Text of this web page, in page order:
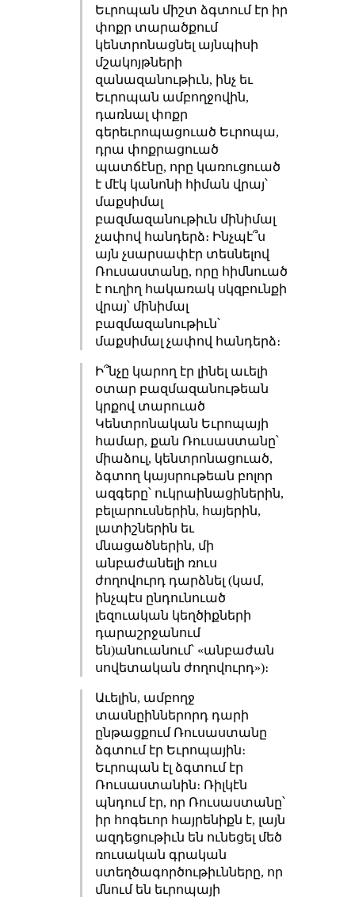
Եւրոպան միշտ ձգտում էր իր
փոքր տարածքում
կենտրոնացնել այնպիսի
մշակոյթների
զանազանութիւն, ինչ եւ
Եւրոպան ամբողջովին,
դառնալ փոքր
գերեւրոպացուած Եւրոպա,
դրա փոքրացուած
պատճէնը, որը կառուցուած
է մէկ կանոնի հիման վրայ՝
մաքսիմալ
բազմազանութիւն մինիմալ
չափով հանդերձ։ Ինչպէ՞ս
այն չսարսափէր տեսնելով
Ռուսաստանը, որը հիմնուած
է ուղիղ հակառակ սկզբունքի
վրայ՝ մինիմալ
բազմազանութիւն՝
մաքսիմալ չափով հանդերձ։
Ի՞նչը կարող էր լինել աւելի
օտար բազմազանութեան
կրքով տարուած
Կենտրոնական Եւրոպայի
համար, քան Ռուսաստանը՝
միաձուլ, կենտրոնացուած,
ձգտող կայսրութեան բոլոր
ազգերը՝ ուկրաինացիներին,
բելարուսներին, հայերին,
լատիշներին եւ
մնացածներին, մի
անբաժանելի ռուս
ժողովուրդ դարձնել (կամ,
ինչպէս ընդունուած
լեզուական կեղծիքների
դարաշրջանում
են)անուանում՝ «անբաժան
սովետական ժողովուրդ»)։
Աւելին, ամբողջ
տասնըիններորդ դարի
ընթացքում Ռուսաստանը
ձգտում էր Եւրոպային։
Եւրոպան էլ ձգտում էր
Ռուսաստանին։ Ռիլկէն
պնդում էր, որ Ռուսաստանը՝
իր հոգեւոր հայրենիքն է, լայն
ազդեցութիւն են ունեցել մեծ
ռուսական գրական
ստեղծագործութիւնները, որ
մնում են եւրոպայի